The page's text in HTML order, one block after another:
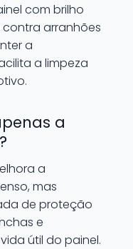
com brilho
arranhões
a
a limpeza
a
a
mas
de proteção
e
útil do painel.